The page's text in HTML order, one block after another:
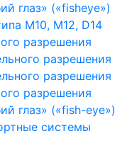
глаз» («fisheye»)
M10, M12, D14
разрешения
разрешения
разрешения
разрешения
глаз» («fish-eye»)
системы